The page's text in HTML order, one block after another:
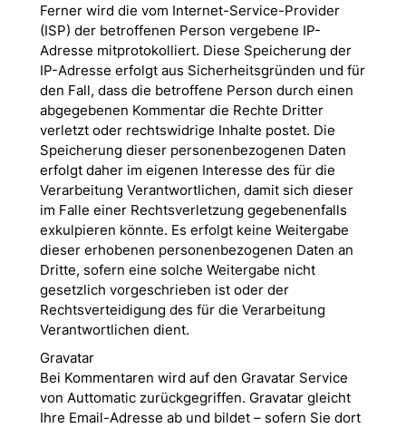
Ferner wird die vom Internet-Service-Provider
(ISP) der betroffenen Person vergebene IP-
Adresse mitprotokolliert. Diese Speicherung der
IP-Adresse erfolgt aus Sicherheitsgründen und für
den Fall, dass die betroffene Person durch einen
abgegebenen Kommentar die Rechte Dritter
verletzt oder rechtswidrige Inhalte postet. Die
Speicherung dieser personenbezogenen Daten
erfolgt daher im eigenen Interesse des für die
Verarbeitung Verantwortlichen, damit sich dieser
im Falle einer Rechtsverletzung gegebenenfalls
exkulpieren könnte. Es erfolgt keine Weitergabe
dieser erhobenen personenbezogenen Daten an
Dritte, sofern eine solche Weitergabe nicht
gesetzlich vorgeschrieben ist oder der
Rechtsverteidigung des für die Verarbeitung
Verantwortlichen dient.
Gravatar
Bei Kommentaren wird auf den Gravatar Service
von Auttomatic zurückgegriffen. Gravatar gleicht
Ihre Email-Adresse ab und bildet – sofern Sie dort